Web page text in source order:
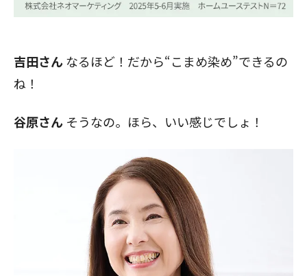
吉田さん なるほど！だから“こまめ染め”できるの
ね！
谷原さん そうなの。ほら、いい感じでしょ！